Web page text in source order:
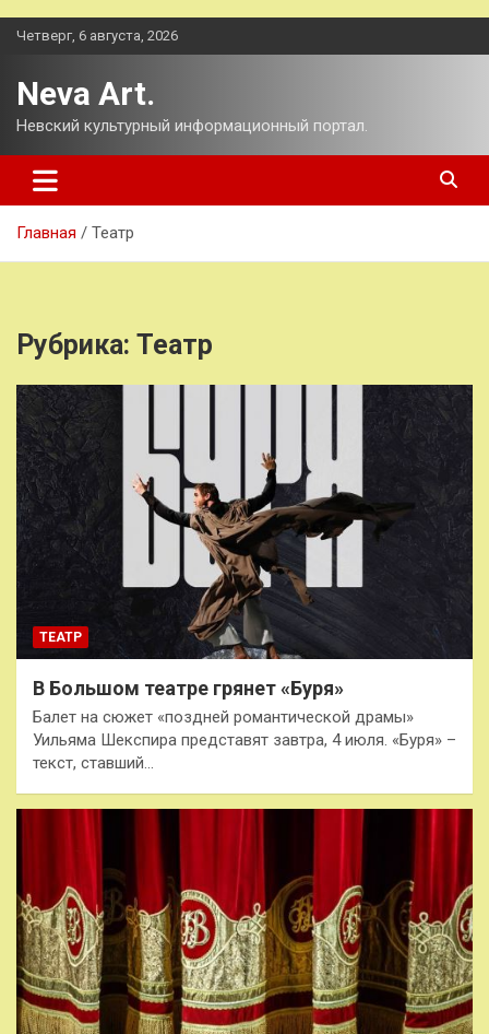
Перейти
Четверг, 6 августа, 2026
Neva Art.
Невский культурный информационный портал.
Главная Театр
Рубрика: Театр
ТЕАТР
В Большом театре грянет «Буря»
Балет на сюжет «поздней романтической драмы»
Уильяма Шекспира представят завтра, 4 июля. «Буря» –
текст, ставший…